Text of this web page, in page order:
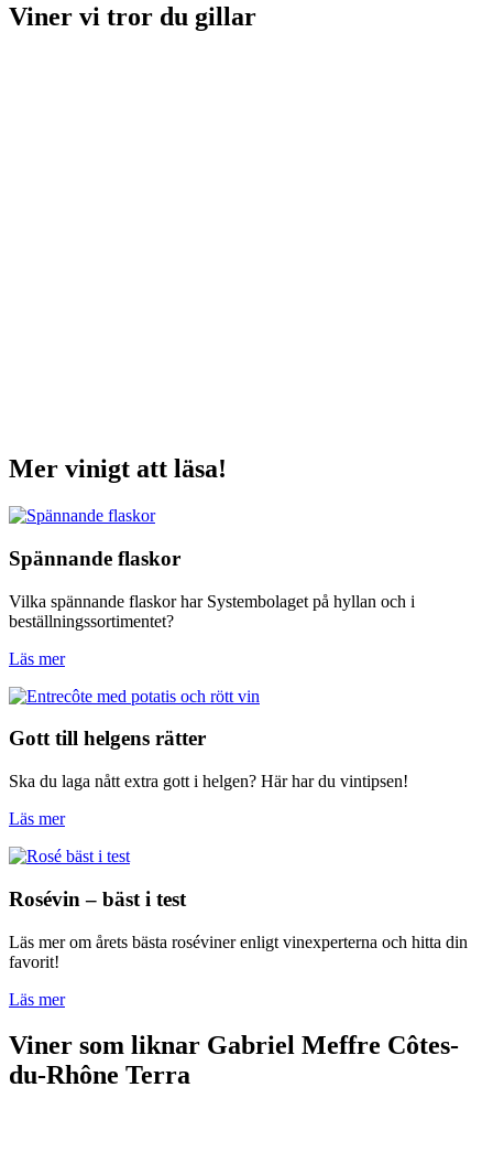
Viner vi tror du gillar
Mer vinigt att läsa!
Spännande flaskor
Vilka spännande flaskor har Systembolaget på hyllan och i
beställningssortimentet?
Läs mer
Gott till helgens rätter
Ska du laga nått extra gott i helgen? Här har du vintipsen!
Läs mer
Rosévin – bäst i test
Läs mer om årets bästa roséviner enligt vinexperterna och hitta din
favorit!
Läs mer
Viner som liknar Gabriel Meffre Côtes-
du-Rhône Terra